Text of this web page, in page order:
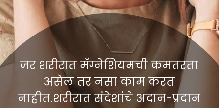
जर शरीरात मॅग्नेशियमची कमतरता
असेल तर नसा काम करत
नाहीत.शरीरात संदेशांचे अदान-प्रदान